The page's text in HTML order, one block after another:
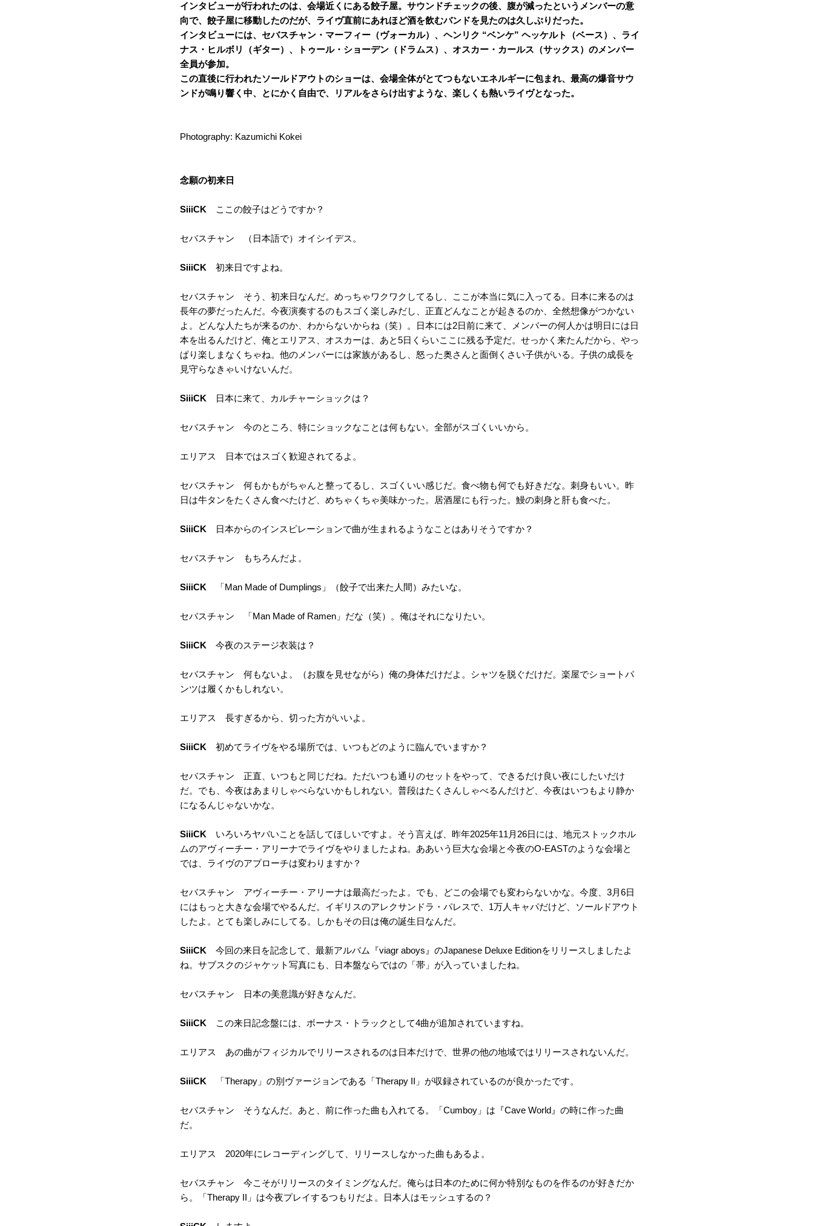
インタビューが行われたのは、会場近くにある餃子屋。サウンドチェックの後、腹が減ったというメンバーの意
向で、餃子屋に移動したのだが、ライヴ直前にあれほど酒を飲むバンドを見たのは久しぶりだった。
インタビューには、セバスチャン・マーフィー（ヴォーカル）、ヘンリク “ベンケ” ヘッケルト（ベース）、ライ
ナス・ヒルボリ（ギター）、トゥール・ショーデン（ドラムス）、オスカー・カールス（サックス）のメンバー
全員が参加。
この直後に行われたソールドアウトのショーは、会場全体がとてつもないエネルギーに包まれ、最高の爆音サウ
ンドが鳴り響く中、とにかく自由で、リアルをさらけ出すような、楽しくも熱いライヴとなった。
Photography: Kazumichi Kokei
念願の初来日
SiiiCK ここの餃子はどうですか？
セバスチャン （日本語で）オイシイデス。
SiiiCK 初来日ですよね。
セバスチャン そう、初来日なんだ。めっちゃワクワクしてるし、ここが本当に気に入ってる。日本に来るのは
長年の夢だったんだ。今夜演奏するのもスゴく楽しみだし、正直どんなことが起きるのか、全然想像がつかない
よ。どんな人たちが来るのか、わからないからね（笑）。日本には2日前に来て、メンバーの何人かは明日には日
本を出るんだけど、俺とエリアス、オスカーは、あと5日くらいここに残る予定だ。せっかく来たんだから、やっ
ぱり楽しまなくちゃね。他のメンバーには家族があるし、怒った奥さんと面倒くさい子供がいる。子供の成長を
見守らなきゃいけないんだ。
SiiiCK 日本に来て、カルチャーショックは？
セバスチャン 今のところ、特にショックなことは何もない。全部がスゴくいいから。
エリアス 日本ではスゴく歓迎されてるよ。
セバスチャン 何もかもがちゃんと整ってるし、スゴくいい感じだ。食べ物も何でも好きだな。刺身もいい。昨
日は牛タンをたくさん食べたけど、めちゃくちゃ美味かった。居酒屋にも行った。鰻の刺身と肝も食べた。
SiiiCK 日本からのインスピレーションで曲が生まれるようなことはありそうですか？
セバスチャン もちろんだよ。
SiiiCK 「Man Made of Dumplings」（餃子で出来た人間）みたいな。
セバスチャン 「Man Made of Ramen」だな（笑）。俺はそれになりたい。
SiiiCK 今夜のステージ衣装は？
セバスチャン 何もないよ。（お腹を見せながら）俺の身体だけだよ。シャツを脱ぐだけだ。楽屋でショートパ
ンツは履くかもしれない。
エリアス 長すぎるから、切った方がいいよ。
SiiiCK 初めてライヴをやる場所では、いつもどのように臨んでいますか？
セバスチャン 正直、いつもと同じだね。ただいつも通りのセットをやって、できるだけ良い夜にしたいだけ
だ。でも、今夜はあまりしゃべらないかもしれない。普段はたくさんしゃべるんだけど、今夜はいつもより静か
になるんじゃないかな。
SiiiCK いろいろヤバいことを話してほしいですよ。そう言えば、昨年2025年11月26日には、地元ストックホル
ムのアヴィーチー・アリーナでライヴをやりましたよね。ああいう巨大な会場と今夜のO-EASTのような会場と
では、ライヴのアプローチは変わりますか？
セバスチャン アヴィーチー・アリーナは最高だったよ。でも、どこの会場でも変わらないかな。今度、3月6日
にはもっと大きな会場でやるんだ。イギリスのアレクサンドラ・パレスで、1万人キャパだけど、ソールドアウト
したよ。とても楽しみにしてる。しかもその日は俺の誕生日なんだ。
SiiiCK 今回の来日を記念して、最新アルバム『viagr aboys』のJapanese Deluxe Editionをリリースしましたよ
ね。サブスクのジャケット写真にも、日本盤ならではの「帯」が入っていましたね。
セバスチャン 日本の美意識が好きなんだ。
SiiiCK この来日記念盤には、ボーナス・トラックとして4曲が追加されていますね。
エリアス あの曲がフィジカルでリリースされるのは日本だけで、世界の他の地域ではリリースされないんだ。
SiiiCK 「Therapy」の別ヴァージョンである「Therapy II」が収録されているのが良かったです。
セバスチャン そうなんだ。あと、前に作った曲も入れてる。「Cumboy」は『Cave World』の時に作った曲
だ。
エリアス 2020年にレコーディングして、リリースしなかった曲もあるよ。
セバスチャン 今こそがリリースのタイミングなんだ。俺らは日本のために何か特別なものを作るのが好きだか
ら。「Therapy II」は今夜プレイするつもりだよ。日本人はモッシュするの？